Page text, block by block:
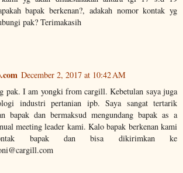
bapak berkenan?, adakah nomor kontak yg
pak? Terimakasih
December 2, 2017 at 10:42 AM
pak. I am yongki from cargill. Kebetulan saya juga
industri pertanian ipb. Saya sangat tertarik
bapak dan bermaksud mengundang bapak as a
meeting leader kami. Kalo bapak berkenan kami
bapak dan bisa dikirimkan ke